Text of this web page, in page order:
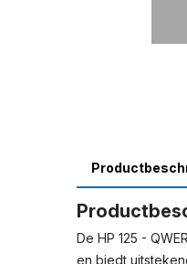
De HP 125 -
en biedt